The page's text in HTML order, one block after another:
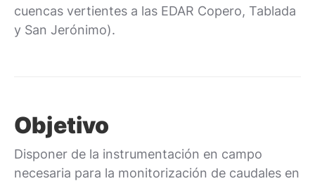
cuencas vertientes a las EDAR Copero, Tablada
y San Jerónimo).
Objetivo
Disponer de la instrumentación en campo
necesaria para la monitorización de caudales en